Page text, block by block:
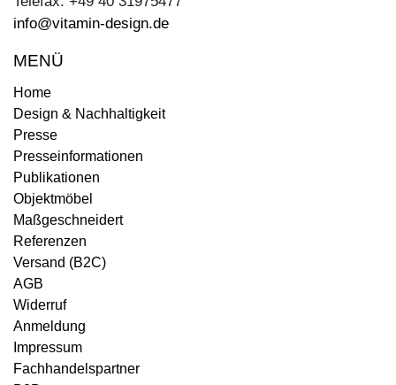
info@vitamin-design.de
MENÜ
Home
Design & Nachhaltigkeit
Presse
Presseinformationen
Publikationen
Objektmöbel
Maßgeschneidert
Referenzen
Versand (B2C)
AGB
Widerruf
Anmeldung
Impressum
Fachhandelspartner